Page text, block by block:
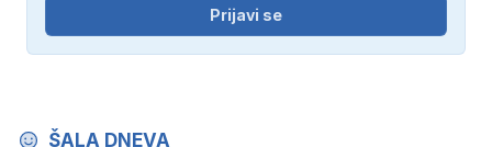
Prijavi se
ŠALA DNEVA